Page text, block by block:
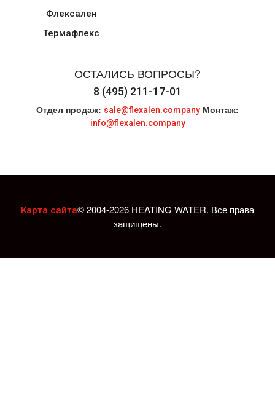
Флексален
Термафлекс
ОСТАЛИСЬ ВОПРОСЫ?
8 (495) 211-17-01
Отдел продаж: sale@flexalen.company Монтаж:
info@flexalen.company
Карта сайта© 2004-2026 HEATING WATER. Все права
защищены.